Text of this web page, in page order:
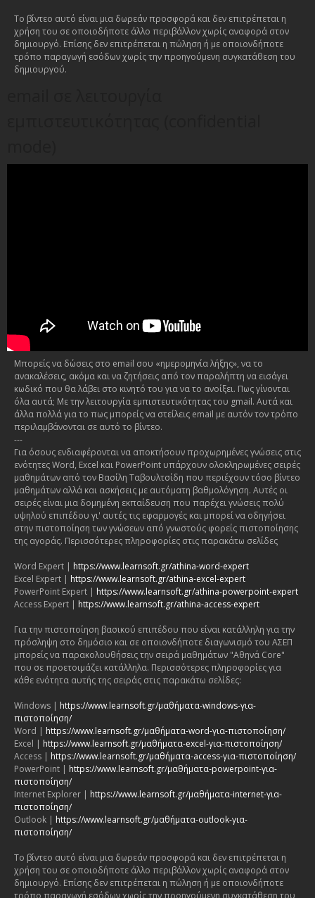
Το βίντεο αυτό είναι μια δωρεάν προσφορά και δεν επιτρέπεται η
χρήση του σε οποιοδήποτε άλλο περιβάλλον χωρίς αναφορά στον
δημιουργό. Επίσης δεν επιτρέπεται η πώληση ή με οποιονδήποτε
τρόπο παραγωγή εσόδων χωρίς την προηγούμενη συγκατάθεση του
δημιουργού.
Μπορείς να δώσεις στο email σου «ημερομηνία λήξης», να το
ανακαλέσεις, ακόμα και να ζητήσεις από τον παραλήπτη να εισάγει
κωδικό που θα λάβει στο κινητό του για να το ανοίξει. Πως γίνονται
όλα αυτά; Με την λειτουργία εμπιστευτικότητας του gmail. Αυτά και
άλλα πολλά για το πως μπορείς να στείλεις email με αυτόν τον τρόπο
περιλαμβάνονται σε αυτό το βίντεο.
---
Για όσους ενδιαφέρονται να αποκτήσουν προχωρημένες γνώσεις στις
ενότητες Word, Excel και PowerPoint υπάρχουν ολοκληρωμένες σειρές
μαθημάτων από τον Βασίλη Ταβουλτσίδη που περιέχουν τόσο βίντεο
μαθημάτων αλλά και ασκήσεις με αυτόματη βαθμολόγηση. Αυτές οι
σειρές είναι μια δομημένη εκπαίδευση που παρέχει γνώσεις πολύ
υψηλού επιπέδου γι' αυτές τις εφαρμογές και μπορεί να οδηγήσει
στην πιστοποίηση των γνώσεων από γνωστούς φορείς πιστοποίησης
της αγοράς. Περισσότερες πληροφορίες στις παρακάτω σελίδες
Word Expert | https://www.learnsoft.gr/athina-word-expert
Excel Expert | https://www.learnsoft.gr/athina-excel-expert
PowerPoint Expert | https://www.learnsoft.gr/athina-powerpoint-expert
Access Expert | https://www.learnsoft.gr/athina-access-expert
Για την πιστοποίηση βασικού επιπέδου που είναι κατάλληλη για την
πρόσληψη στο δημόσιο και σε οποιονδήποτε διαγωνισμό του ΑΣΕΠ
μπορείς να παρακολουθήσεις την σειρά μαθημάτων "Αθηνά Core"
που σε προετοιμάζει κατάλληλα. Περισσότερες πληροφορίες για
κάθε ενότητα αυτής της σειράς στις παρακάτω σελίδες:
Windows | https://www.learnsoft.gr/μαθήματα-windows-για-
πιστοποίηση/
Word | https://www.learnsoft.gr/μαθήματα-word-για-πιστοποίηση/
Excel | https://www.learnsoft.gr/μαθήματα-excel-για-πιστοποίηση/
Access | https://www.learnsoft.gr/μαθήματα-access-για-πιστοποίηση/
PowerPoint | https://www.learnsoft.gr/μαθήματα-powerpoint-για-
πιστοποίηση/
Internet Explorer | https://www.learnsoft.gr/μαθήματα-internet-για-
πιστοποίηση/
Outlook | https://www.learnsoft.gr/μαθήματα-outlook-για-
πιστοποίηση/
Το βίντεο αυτό είναι μια δωρεάν προσφορά και δεν επιτρέπεται η
χρήση του σε οποιοδήποτε άλλο περιβάλλον χωρίς αναφορά στον
δημιουργό. Επίσης δεν επιτρέπεται η πώληση ή με οποιονδήποτε